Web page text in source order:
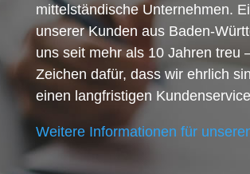
mittelständische Unternehmen.
unserer Kunden aus Baden-
uns seit mehr als 10 Jahren treu
Zeichen dafür, dass wir ehrlich
einen langfristigen
Weitere Informationen für